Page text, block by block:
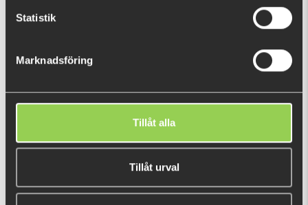
Statistik
Marknadsföring
Tillåt alla
Tillåt urval
BESTSELLERS